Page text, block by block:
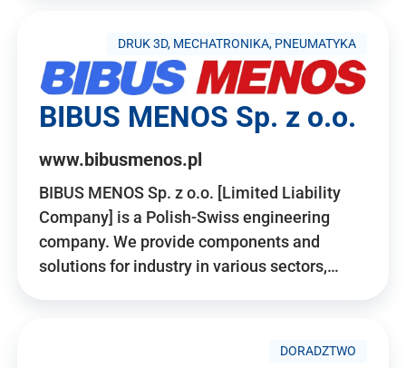
DRUK 3D, MECHATRONIKA, PNEUMATYKA
BIBUS MENOS Sp. z o.o.
www.bibusmenos.pl
BIBUS MENOS Sp. z o.o. [Limited Liability
Company] is a Polish-Swiss engineering
company. We provide components and
solutions for industry in various sectors,…
DORADZTWO